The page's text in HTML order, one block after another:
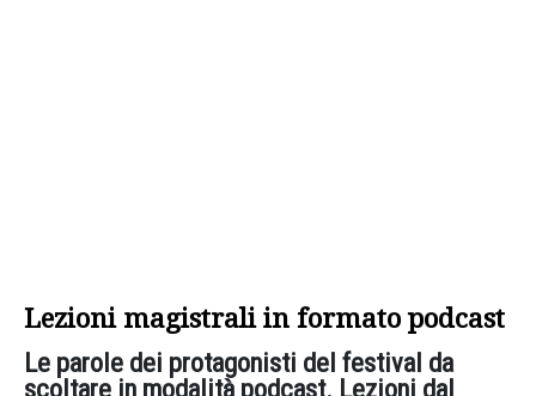
Lezioni magistrali in formato podcast